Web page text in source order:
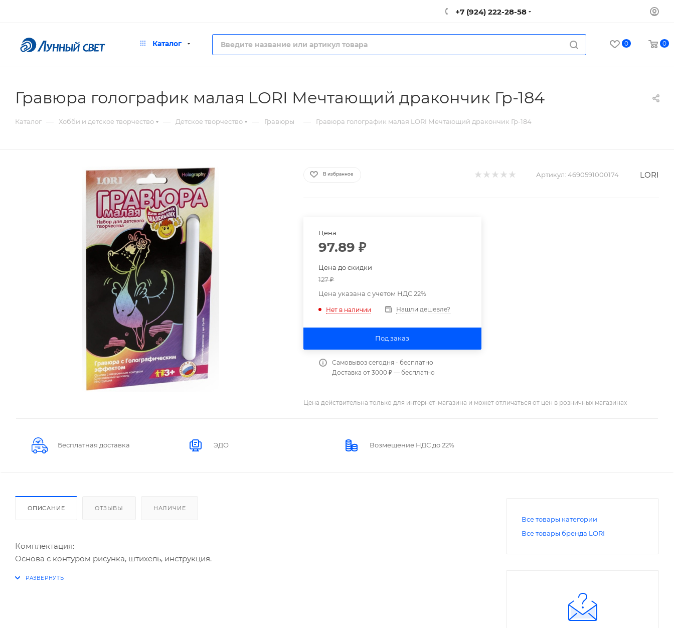
+7 (924) 222-28-58
Каталог 0 0
Гравюра голографик малая LORI Мечтающий дракончик Гр-184
Каталог — Хобби и детское творчество — Детское творчество — Гравюры — Гравюра голографик малая LORI Мечтающий дракончик Гр-184
В избранное Артикул: 4690591000174 LORI
Цена
97.89 ₽
Цена до скидки
127₽
Цена указана с учетом НДС 22%
Нет в наличии Нашли дешевле?
Под заказ
Самовывоз сегодня - бесплатно
Доставка от 3000 ₽ — бесплатно
Цена действительна только для интернет-магазина и может отличаться от цен в розничных магазинах
Бесплатная доставка ЭДО Возмещение НДС до 22%
ОПИСАНИЕ ОТЗЫВЫ НАЛИЧИЕ
Комплектация:
Основа с контуром рисунка, штихель, инструкция.
Все товары категории
Все товары бренда LORI